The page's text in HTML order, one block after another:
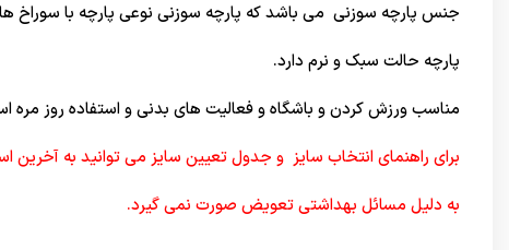
جنس پارچه سوزنی می باشد که پارچه سوزنی نوعی پارچه با سوراخ
پارچه حالت سبک و نرم دارد.
مناسب ورزش کردن و باشگاه و فعالیت های بدنی و استفاده روز مره
برای راهنمای انتخاب سایز و جدول تعیین سایز می توانید به آخرین
به دلیل مسائل بهداشتی تعویض صورت نمی گیرد.